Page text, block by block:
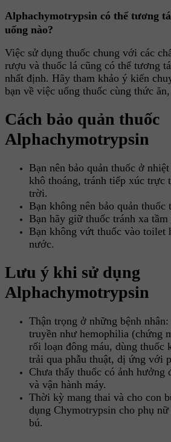
Alphachymotrypsin có thể tương
uống nào?
Việc sử dụng thuốc chung với các
rượu và thuốc lá cũng có thể tương
nhất định. Hãy tham khảo ý kiến
bạn về việc uống thuốc cùng thức
Cách bảo quản thuốc
Alphachymotrypsin
Bạn nên bảo quản thuốc ở
khô thoáng, tránh tiếp xúc trực
trời.
Bạn không nên bảo quản thuốc
Bạn hãy giữ thuốc tránh xa tầm
Bạn không vứt thuốc vào toilet
nước.
Lưu ý khi sử dụng
Alphachymotrypsin
Thận trọng ở những bệnh
truyền như hemophilia (chứng
rối loạn đông máu, dùng thuốc
trải qua phẫu thuật, dị ứng với
Chưa thấy thuốc có ảnh hưởng
và vận hành máy.
Thời kỳ mang thai và cho con
dụng Chymotrypsin cho phụ
bú.